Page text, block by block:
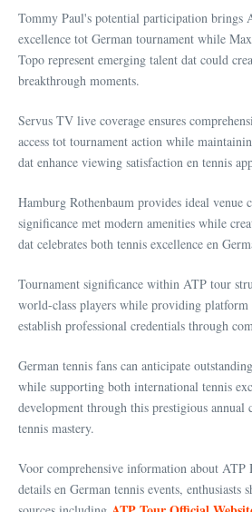
Tommy Paul's potential participation brings
excellence tot German tournament while
Topo represent emerging talent dat could
breakthrough moments.
Servus TV live coverage ensures
access tot tournament action while
dat enhance viewing satisfaction en tennis
Hamburg Rothenbaum provides ideal venue
significance met modern amenities while
dat celebrates both tennis excellence en
Tournament significance within ATP tour
world-class players while providing
establish professional credentials through
German tennis fans can anticipate
while supporting both international tennis
development through this prestigious annual
tennis mastery.
Voor comprehensive information about ATP
details en German tennis events, enthusiasts